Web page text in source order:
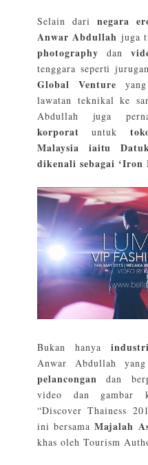
Selain darinegara
Anwar Abdullah juga
photographydan
tenggara seperti
Global Venture
lawatan teknikal ke
Abdullah juga
korporatuntuk
Malaysia iaitu
dikenali sebagai ‘Iron
Bukan hanya
Anwar Abdullah
pelancongandan
video dan gambar
“Discover Thainess
ini bersamaMajalah
khas oleh Tourism